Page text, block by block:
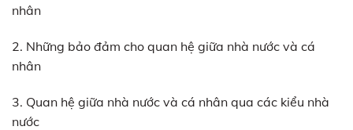
nhân
2. Những bảo đảm cho quan hệ giữa nhà nước và cá
nhân
3. Quan hệ giữa nhà nước và cá nhân qua các kiểu nhà
nước